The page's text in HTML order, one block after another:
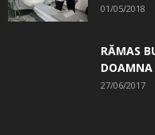
01/05/2018
RĂMAS
27/06/2017